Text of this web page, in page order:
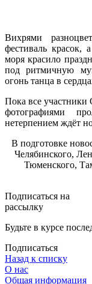
Вихрями
фестиваль красок,
моря красило
под ритмичную
огонь танца в
Пока все
фотографиями
нетерпением ждёт
В подготовке
Челябинского,
Тюменского,
Подписаться на
рассылку
Будьте в курсе
Подписаться
Назад к списку
О нас
Общая информация